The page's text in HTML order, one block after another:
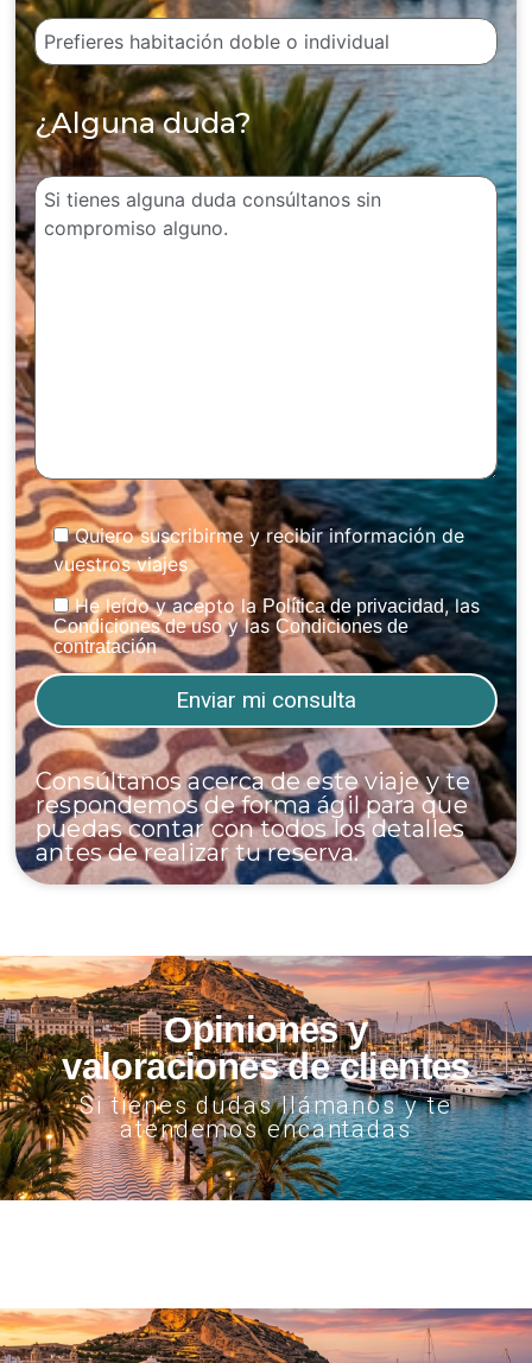
¿Alguna duda?
Quiero suscribirme y recibir información de
vuestros viajes
He leído y acepto laPolítica de privacidad , las
Condiciones de uso y lasCondiciones de
contratación
Consúltanos acerca de este viaje y te
respondemos de forma ágil para que
puedas contar con todos los detalles
antes de realizar tu reserva.
Opiniones y
valoraciones de clientes
Si tienes dudas llámanos y te
atendemos encantadas